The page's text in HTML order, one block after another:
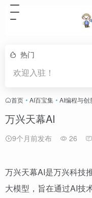
热门
欢迎入驻！
首页 • AI百宝集 • AI编程与创
万兴天幕AI
9个月前发布 26
万兴天幕AI是万兴科技
大模型，旨在通过AI技